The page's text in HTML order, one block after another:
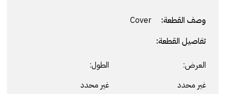
وصف القطعة:
Cover
تفاصيل القطعة:
العرض:
غير محدد
الطول:
غير محدد